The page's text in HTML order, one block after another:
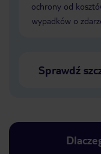
ochrony od
wypadków o
Sprawdź